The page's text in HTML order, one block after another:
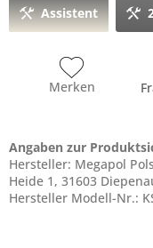
Assistent
Merken
Angaben zur
Hersteller: Megapol
Heide 1, 31603
Hersteller Modell-Nr.: